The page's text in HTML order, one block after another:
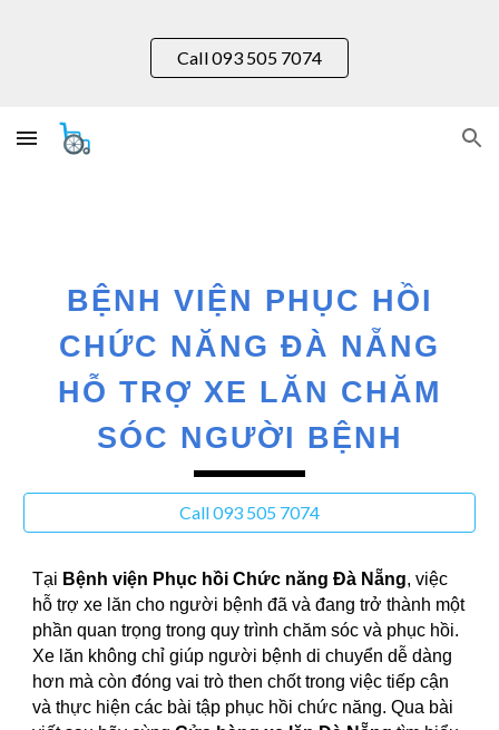
Skip to main content Skip to navigation
Call 093 505 7074
BỆNH VIỆN PHỤC HỒI
CHỨC NĂNG ĐÀ NẴNG
HỖ TRỢ XE LĂN CHĂM
SÓC NGƯỜI BỆNH
Call 093 505 7074
Tại Bệnh viện Phục hồi Chức năng Đà Nẵng, việc
hỗ trợ xe lăn cho người bệnh đã và đang trở thành một
phần quan trọng trong quy trình chăm sóc và phục hồi.
Xe lăn không chỉ giúp người bệnh di chuyển dễ dàng
hơn mà còn đóng vai trò then chốt trong việc tiếp cận
và thực hiện các bài tập phục hồi chức năng. Qua bài